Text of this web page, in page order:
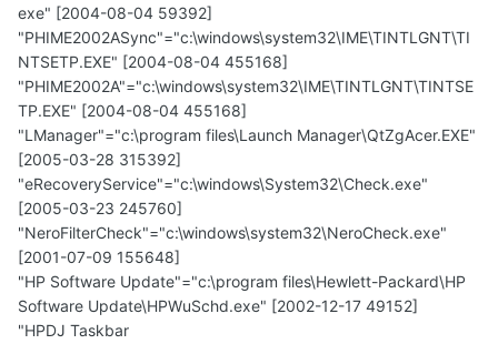
exe" [2004-08-04 59392]
"PHIME2002ASync"="c:\windows\system32\IME\TINTLGNT\TI
NTSETP.EXE" [2004-08-04 455168]
"PHIME2002A"="c:\windows\system32\IME\TINTLGNT\TINTSE
TP.EXE" [2004-08-04 455168]
"LManager"="c:\program files\Launch Manager\QtZgAcer.EXE"
[2005-03-28 315392]
"eRecoveryService"="c:\windows\System32\Check.exe"
[2005-03-23 245760]
"NeroFilterCheck"="c:\windows\system32\NeroCheck.exe"
[2001-07-09 155648]
"HP Software Update"="c:\program files\Hewlett-Packard\HP
Software Update\HPWuSchd.exe" [2002-12-17 49152]
"HPDJ Taskbar